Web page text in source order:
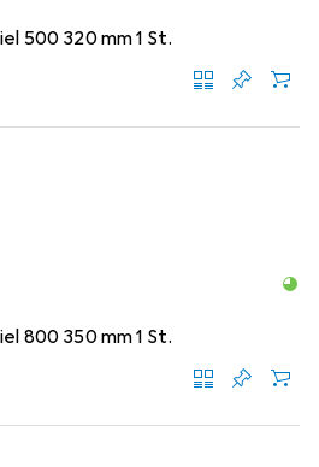
500 320 mm 1 St.
800 350 mm 1 St.